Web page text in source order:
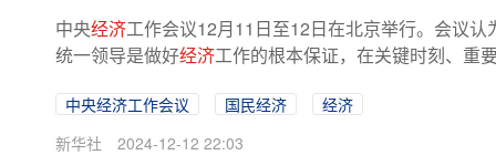
中央经济工作会议12月11日至12日在北京举行。会议
统一领导是做好经济工作的根本保证，在关键时刻、重
中央经济工作会议 国民经济
经济
新华社
2024-12-12 22:03